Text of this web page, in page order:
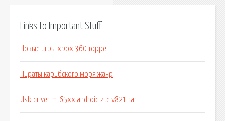
Links to Important Stuff
Новые игры xbox 360 торрент
Пираты карибского моря жанр
Usb driver mt65xx android zte v821 rar